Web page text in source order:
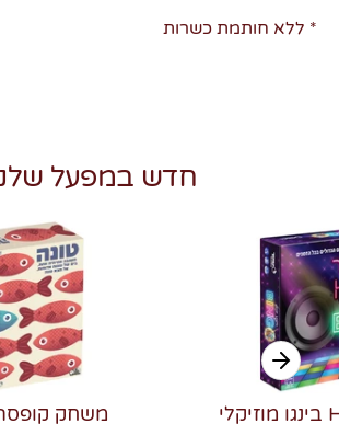
* ללא חותמת כשרות
חדש במפעל
משחק